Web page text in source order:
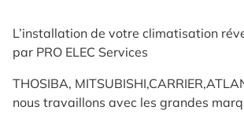
L’installation de votre climatisation
par PRO ELEC Services
THOSIBA,
nous travaillons avec les grandes